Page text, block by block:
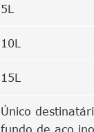
5L
10L
15L
Único
fundo de aço